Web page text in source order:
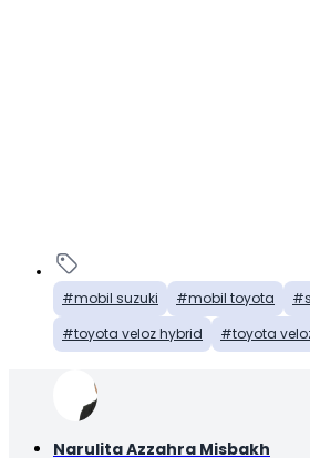
mobil suzuki mobil toyota
toyota veloz hybrid
toyota
Narulita Azzahra Misbakh